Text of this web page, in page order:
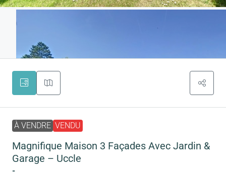
À VENDRE VENDU
Magnifique Maison 3 Façades Avec Jardin &
Garage – Uccle
-